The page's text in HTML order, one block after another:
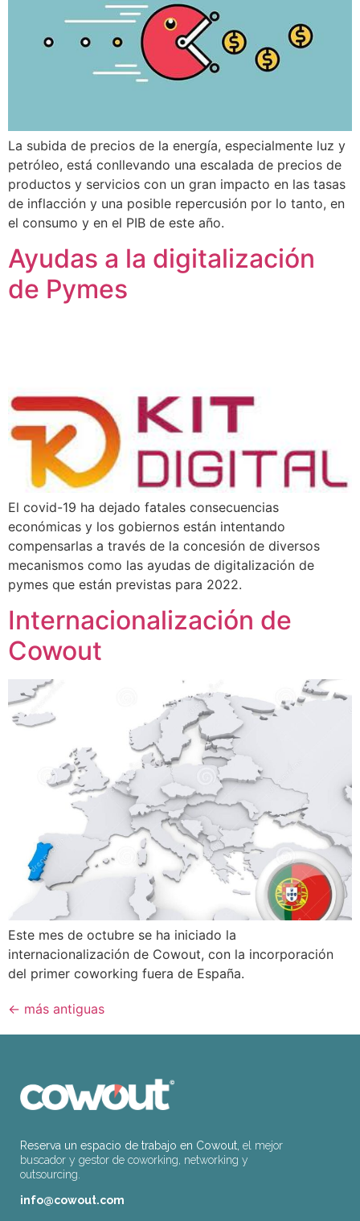
La subida de precios de la energía, especialmente luz y
petróleo, está conllevando una escalada de precios de
productos y servicios con un gran impacto en las tasas
de inflacción y una posible repercusión por lo tanto, en
el consumo y en el PIB de este año.
Ayudas a la digitalización
de Pymes
El covid-19 ha dejado fatales consecuencias
económicas y los gobiernos están intentando
compensarlas a través de la concesión de diversos
mecanismos como las ayudas de digitalización de
pymes que están previstas para 2022.
Internacionalización de
Cowout
Este mes de octubre se ha iniciado la
internacionalización de Cowout, con la incorporación
del primer coworking fuera de España.
← más antiguas
Reserva un espacio de trabajo en Cowout, el mejor
buscador y gestor de coworking, networking y
outsourcing.
info@cowout.com